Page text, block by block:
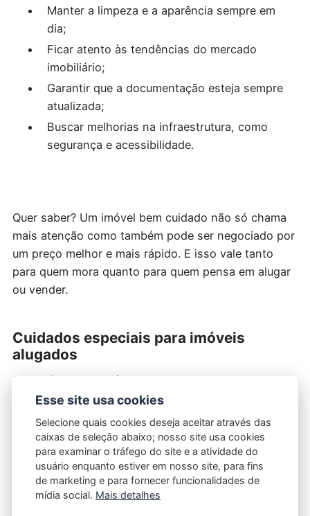
Manter a limpeza e a aparência sempre em
dia;
Ficar atento às tendências do mercado
imobiliário;
Garantir que a documentação esteja sempre
atualizada;
Buscar melhorias na infraestrutura, como
segurança e acessibilidade.
Quer saber? Um imóvel bem cuidado não só chama
mais atenção como também pode ser negociado por
um preço melhor e mais rápido. E isso vale tanto
para quem mora quanto para quem pensa em alugar
ou vender.
Cuidados especiais para imóveis
alugados
Se você tem um imóvel alugado, o cuidado precisa
ser redobrado. Afinal, além de proteger sua
propriedade, é preciso manter um bom
relacionamento com o inquilino para evitar conflitos
e garantir o pagamento em dia.
Algumas estratégias que ajudam nesse cenário:
Esse site usa cookies
Selecione quais cookies deseja aceitar através das
caixas de seleção abaixo; nosso site usa cookies
para examinar o tráfego do site e a atividade do
usuário enquanto estiver em nosso site, para fins
de marketing e para fornecer funcionalidades de
mídia social. Mais detalhes